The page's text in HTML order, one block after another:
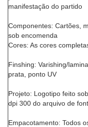
manifestação do partido
Componentes: Cartões,
sob encomenda
Cores: As cores
Finshing: Varishing/
prata, ponto UV
Projeto: Logotipo feito
dpi 300 do arquivo de
Empacotamento: Todos